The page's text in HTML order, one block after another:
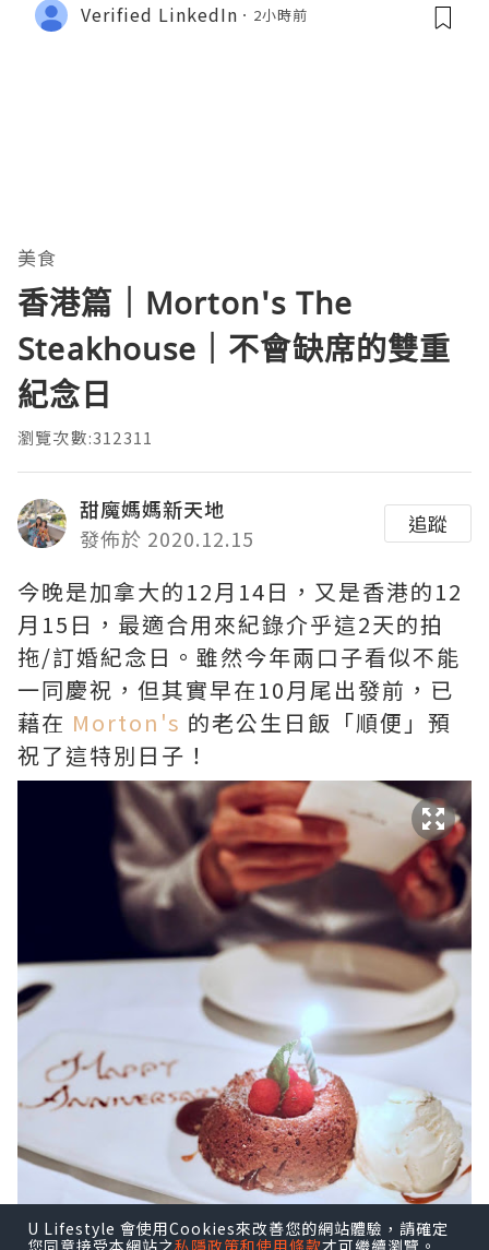
Verified LinkedIn 2小時前
美食
香港篇｜Morton's The
Steakhouse｜不會缺席的雙重
紀念日
瀏覽次數:312311
甜魔媽媽新天地
發佈於 2020.12.15
追蹤
今晚是加拿大的12月14日，又是香港的12
月15日，最適合用來紀錄介乎這2天的拍
拖/訂婚紀念日。雖然今年兩口子看似不能
一同慶祝，但其實早在10月尾出發前，已
藉在 Morton's 的老公生日飯「順便」預
祝了這特別日子！
U Lifestyle 會使用Cookies來改善您的網站體驗，請確定
您同意接受本網站之私隱政策和使用條款才可繼續瀏覽。